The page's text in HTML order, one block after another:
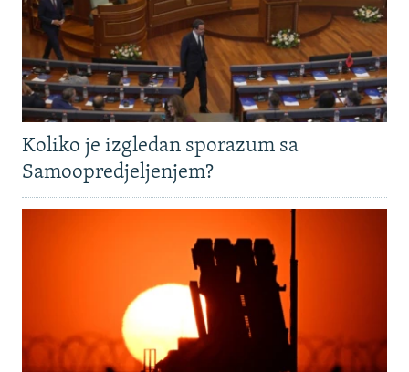
Koliko je izgledan sporazum sa
Samoopredjeljenjem?